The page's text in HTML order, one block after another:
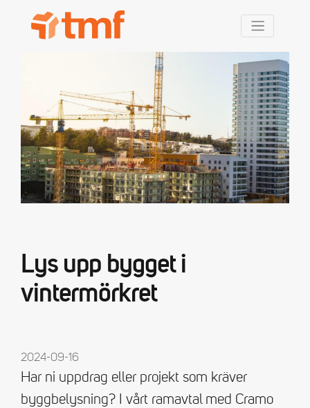
Lys upp bygget i
vintermörkret
2024-09-16
Har ni uppdrag eller projekt som kräver
byggbelysning? I vårt ramavtal med Cramo